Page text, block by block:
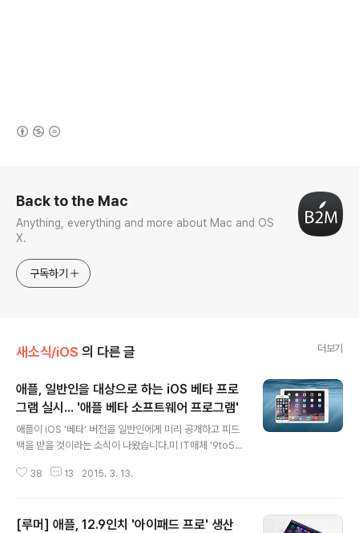
Back to the Mac
Anything, everything and more about Mac and OS
X.
구독하기
새소식/iOS 의 다른 글 더보기
애플, 일반인을 대상으로 하는 iOS 베타 프로
그램 실시... '애플 베타 소프트웨어 프로그램'
애플이 iOS '베타' 버전을 일반인에게 미리 공개하고 피드
백을 받을 것이라는 소식이 나왔습니다.미 IT매체 '9to5m
타 버전을 공개했는데, 이제 'OS X 베타 프로그램'처럼 모
그램이라고 불리던 사이트가 'Apple 베타 소프트웨어 프
38 13 2015. 3. 13.
[루머] 애플, 12.9인치 '아이패드 프로' 생산